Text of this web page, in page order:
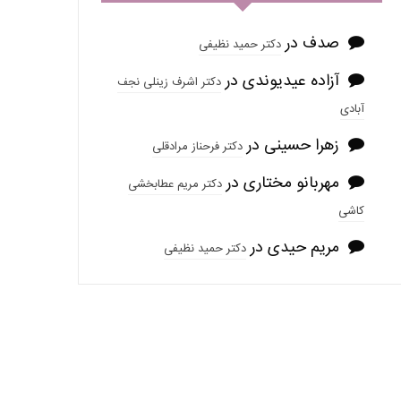
صدف دردکتر حمید نظیفی
آزاده عیدیوندی دردکتر اشرف زینلی نجف
آبادی
زهرا حسینی دردکتر فرحناز مرادقلی
مهربانو مختاری دردکتر مریم عطابخشی
کاشی
مریم حیدی دردکتر حمید نظیفی